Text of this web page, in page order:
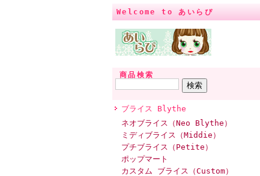
Welcome to あいらぴ
商品検索
ブライス Blythe
ネオブライス（Neo Blythe）
ミディブライス（Middie）
プチブライス（Petite）
ポップマート
カスタム ブライス（Custom）